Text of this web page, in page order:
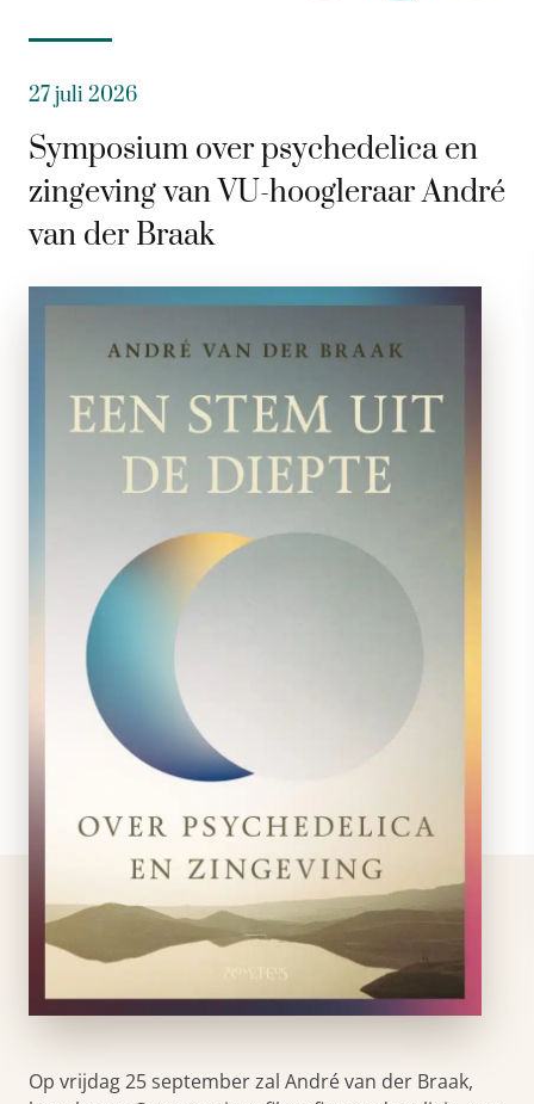
27 juli 2026
Symposium over psychedelica en
zingeving van VU-hoogleraar André
van der Braak
Op vrijdag 25 september zal André van der Braak,